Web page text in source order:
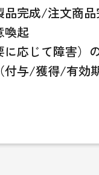
完成/注文商品
喚起
応じて障害）
与/獲得/有効期